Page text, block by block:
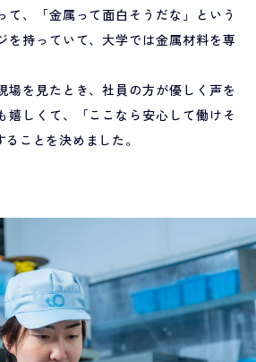
て、「金属って面白そうだな」という
を持っていて、大学では金属材料を専
場を見たとき、社員の方が優しく声を
嬉しくて、「ここなら安心して働けそ
ことを決めました。